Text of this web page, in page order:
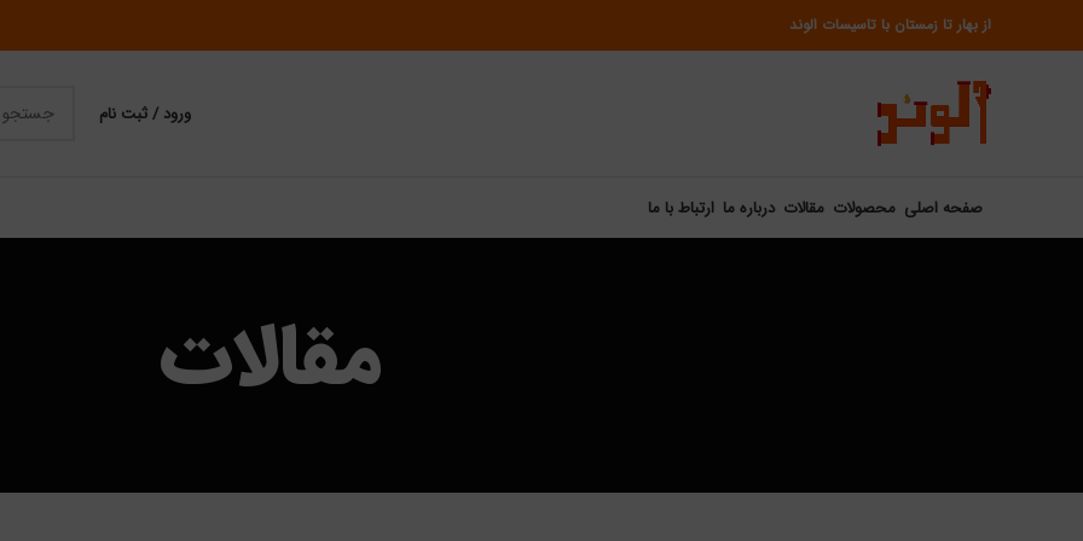
از بهار تا زمستان با تاسیسات الوند
ورود / ثبت نام
صفحه اصلی محصولات مقالات درباره ما ارتباط با ما
مقالات